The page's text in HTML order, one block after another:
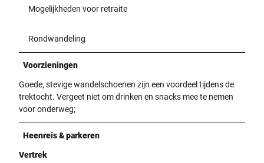
Mogelijkheden voor retraite
Rondwandeling
Voorzieningen
Goede, stevige wandelschoenen zijn een voordeel tijdens de
trektocht. Vergeet niet om drinken en snacks mee te nemen
voor onderweg;
Heenreis & parkeren
Vertrek